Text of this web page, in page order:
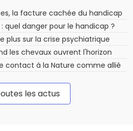
la facture cachée du handicap
quel danger pour le handicap ?
plus sur la crise psychiatrique
les chevaux ouvrent l'horizon
contact à la Nature comme allié
les actus